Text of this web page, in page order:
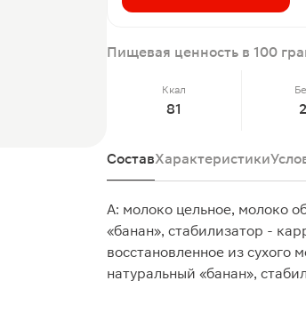
Пищевая ценность в 100
Ккал
81
СоставХарактеристики
А: молоко цельное, молоко
«банан», стабилизатор -
восстановленное из сухого
натуральный «банан»,